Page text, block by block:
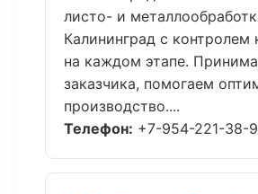
листо- и
Калининград с контролем
на каждом этапе.
заказчика, помогаем
производство....
Телефон: +7-954-221-38-